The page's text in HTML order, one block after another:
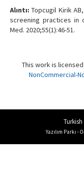
Alıntı: Topcugil Kirik
screening practices in
Med. 2020;55(1):46-51.
This work is
NonCommercial-
Yazılım Parkı -